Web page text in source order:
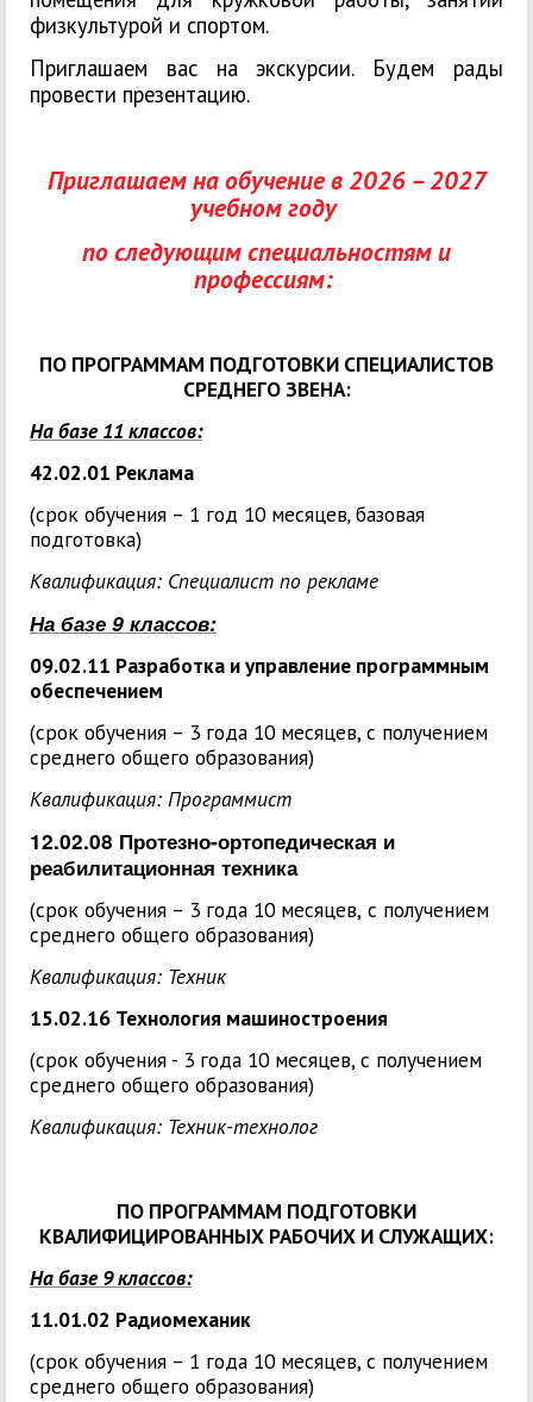
физкультурой и спортом.
Приглашаем вас на экскурсии. Будем рады
провести презентацию.
Приглашаем на обучение в 2026 – 2027
учебном году
по следующим специальностям и
профессиям:
ПО ПРОГРАММАМ ПОДГОТОВКИ СПЕЦИАЛИСТОВ
СРЕДНЕГО ЗВЕНА:
На базе 11 классов:
42.02.01 Реклама
(срок обучения – 1 год 10 месяцев,базовая
подготовка)
Квалификация: Специалист по рекламе
На базе 9 классов:
09.02.11 Разработка и управление программным
обеспечением
(срок обучения – 3 года 10 месяцев, с получением
среднего общего образования)
Квалификация: Программист
12.02.08 Протезно-ортопедическая и
реабилитационная техника
(срок обучения – 3 года 10 месяцев, с получением
среднего общего образования)
Квалификация: Техник
15.02.16 Технология машиностроения
(срок обучения - 3 года 10 месяцев, с получением
среднего общего образования)
Квалификация: Техник-технолог
ПО ПРОГРАММАМ ПОДГОТОВКИ
КВАЛИФИЦИРОВАННЫХ РАБОЧИХ И СЛУЖАЩИХ:
На базе 9 классов:
11.01.02 Радиомеханик
(срок обучения – 1 года 10 месяцев, с получением
среднего общего образования)